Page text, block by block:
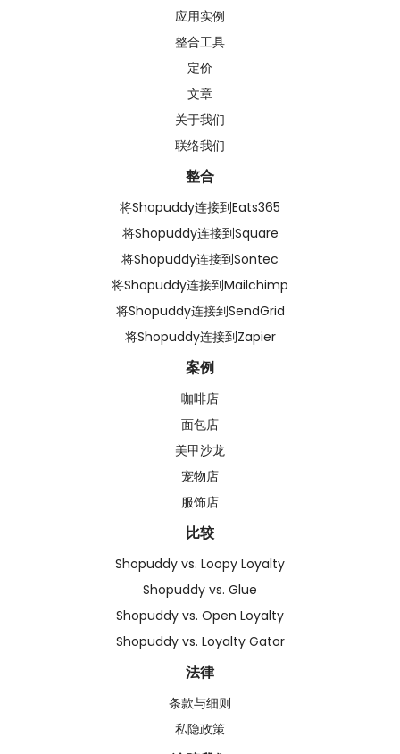
应用实例
整合工具
定价
文章
关于我们
联络我们
整合
将Shopuddy连接到Eats365
将Shopuddy连接到Square
将Shopuddy连接到Sontec
将Shopuddy连接到Mailchimp
将Shopuddy连接到SendGrid
将Shopuddy连接到Zapier
案例
咖啡店
面包店
美甲沙龙
宠物店
服饰店
比较
Shopuddy vs. Loopy Loyalty
Shopuddy vs. Glue
Shopuddy vs. Open Loyalty
Shopuddy vs. Loyalty Gator
法律
条款与细则
私隐政策